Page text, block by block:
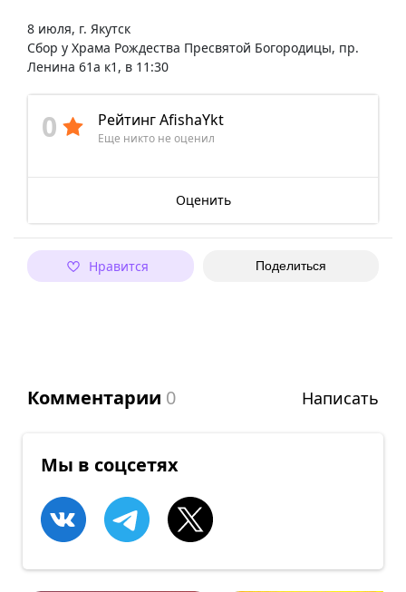
8 июля, г. Якутск
Сбор у Храма Рождества Пресвятой Богородицы, пр.
Ленина 61а к1, в 11:30
0 Рейтинг AfishaYkt
Еще никто не оценил
Оценить
Нравится Поделиться
Комментарии 0 Написать
Мы в соцсетях